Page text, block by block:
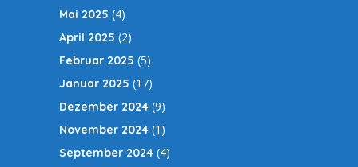
Mai 2025 (4)
April 2025 (2)
Februar 2025 (5)
Januar 2025 (17)
Dezember 2024 (9)
November 2024 (1)
September 2024 (4)